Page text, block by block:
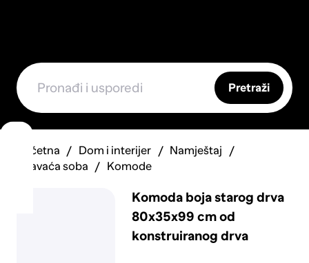
Pretraži
Početna Dom i interijer
Namještaj
Spavaća soba
Komode
Komoda boja starog drva
80x35x99 cm od
konstruiranog drva